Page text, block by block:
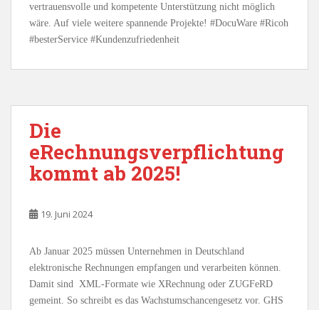
vertrauensvolle und kompetente Unterstützung nicht möglich
wäre. Auf viele weitere spannende Projekte! #DocuWare #Ricoh
#besterService #Kundenzufriedenheit
Die
eRechnungsverpflichtung
kommt ab 2025!
19. Juni 2024
Ab Januar 2025 müssen Unternehmen in Deutschland
elektronische Rechnungen empfangen und verarbeiten können.
Damit sind XML-Formate wie XRechnung oder ZUGFeRD
gemeint. So schreibt es das Wachstumschancengesetz vor. GHS